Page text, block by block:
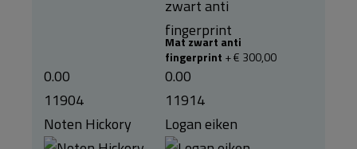
Mat zwart anti
fingerprint + € 300,00
0.00
11904
Noten Hickory
0.00
11914
Logan eiken